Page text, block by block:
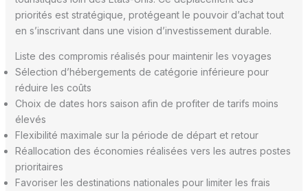
priorités est stratégique, protégeant le pouvoir d’achat tout
en s’inscrivant dans une vision d’investissement durable.
Liste des compromis réalisés pour maintenir les voyages
Sélection d’hébergements de catégorie inférieure pour
réduire les coûts
Choix de dates hors saison afin de profiter de tarifs moins
élevés
Flexibilité maximale sur la période de départ et retour
Réallocation des économies réalisées vers les autres postes
prioritaires
Favoriser les destinations nationales pour limiter les frais